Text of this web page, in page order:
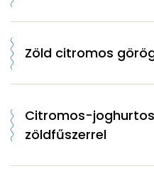
Zöld citromos
Citromos-
zöldfűszerrel